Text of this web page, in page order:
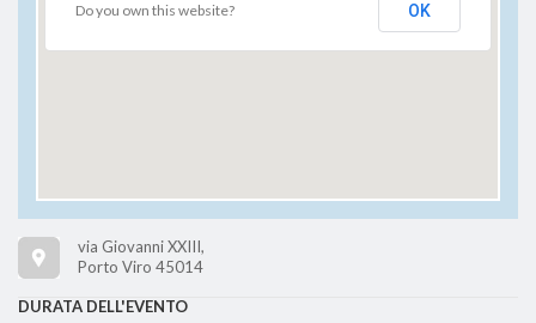
Do you own this website? OK
via Giovanni XXIII,
Porto Viro 45014
DURATA DELL'EVENTO